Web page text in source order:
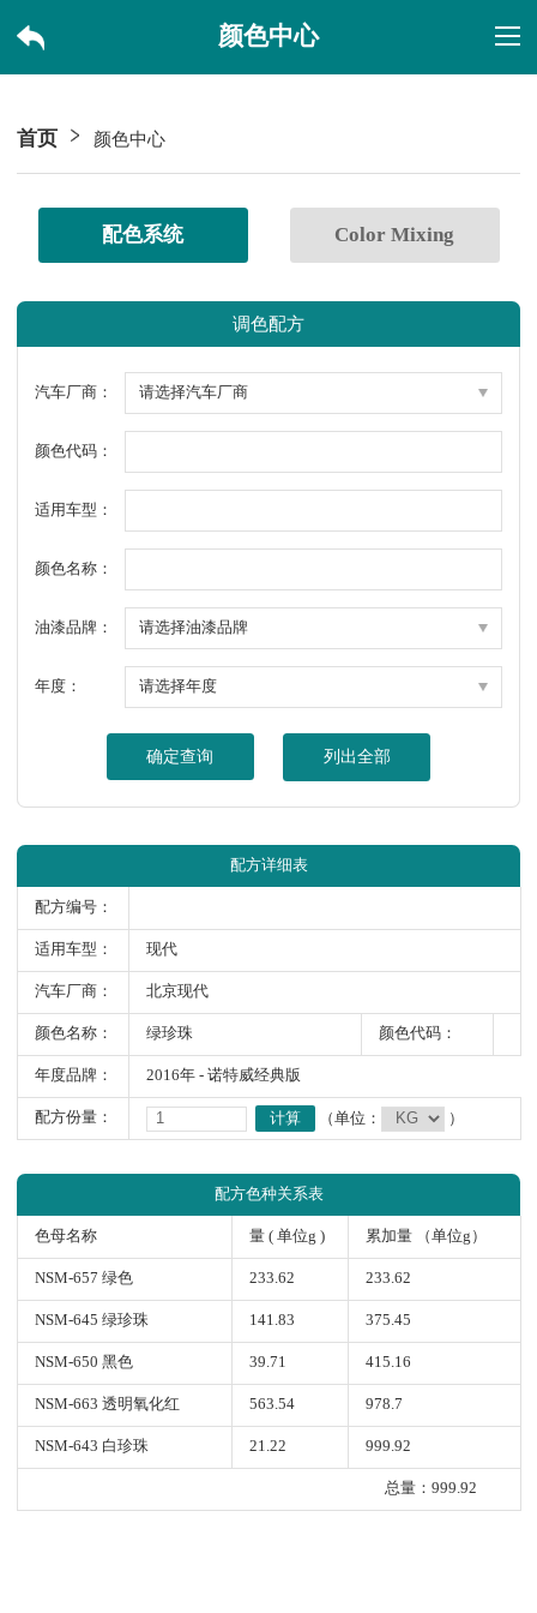
颜色中心
首页 颜色中心
配色系统 Color Mixing
调色配方
汽车厂商：
颜色代码：
适用车型：
颜色名称：
油漆品牌：
年度：
确定查询 列出全部
配方详细表
配方编号：
适用车型： 现代
汽车厂商： 北京现代
颜色名称： 绿珍珠 颜色代码：
年度品牌： 2016年 - 诺特威经典版
配方份量： 计算 （单位： ）
配方色种关系表
色母名称 量 ( 单位g ) 累加量 （单位g）
NSM-657 绿色 233.62 233.62
NSM-645 绿珍珠 141.83 375.45
NSM-650 黑色 39.71 415.16
NSM-663 透明氧化红 563.54 978.7
NSM-643 白珍珠 21.22 999.92
总量：999.92